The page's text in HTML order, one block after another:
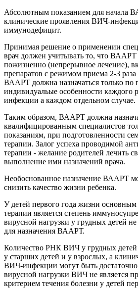
Абсолютным показанием для начала
клинические проявления ВИЧ-
иммунодефицит.
Принимая решение о применении
врач должен учитывать то, что ВААРТ
пожизненно (непрерывное лечение),
препаратов с режимом приема 2-3
ВААРТ должна назначаться только по
индивидуальые особенности каждого
инфекции а каждом отдельном случае.
Таким образом, ВААРТ должна
квалифицированным специалистов
показаниям, при подготовленности
терапии. Залог успеха проводимой
терапии - желание родителей лечить
выполнение ими назначений врача.
Необоснованное назначение ВААРТ
снизить качество жизни ребенка.
У детей первого года жизни основным
терапии является степень
вирусной нагрузки у грудных детей не
для назначения ВААРТ.
Количество РНК ВИЧ у грудных детей
у старших детей и у взрослых, а
ВИЧ-инфекции могут быть
вирусной нагрузки ВИЧ не является
критерием течения болезни у детей